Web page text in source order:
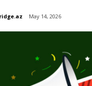
May 14, 2026